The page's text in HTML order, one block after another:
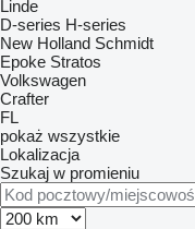
Linde
D-series H-series
New Holland Schmidt
Epoke Stratos
Volkswagen
Crafter
FL
pokaż wszystkie
Lokalizacja
Szukaj w promieniu